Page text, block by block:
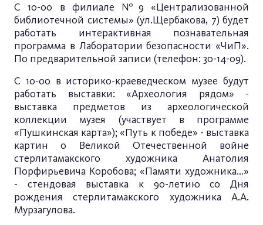
С 10-00 в филиале №9 «Централизованной
библиотечной системы» (ул.Щербакова, 7) будет
работать интерактивная познавательная
программа в Лаборатории безопасности «ЧиП».
По предварительной записи (телефон: 30-14-09).
С 10-00 в историко-краеведческом музее будут
работать выставки: «Археология рядом» -
выставка предметов из археологической
коллекции музея (участвует в программе
«Пушкинская карта»); «Путь к победе» - выставка
картин о Великой Отечественной войне
стерлитамакского художника Анатолия
Порфирьевича Коробова; «Памяти художника…»
- стендовая выставка к 90-летию со Дня
рождения стерлитамакского художника А.А.
Мурзагулова.